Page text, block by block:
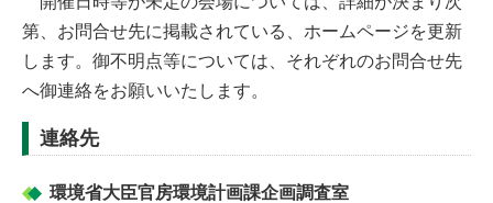
第、お問合せ先に掲載されている、ホームページを更新
します。御不明点等については、それぞれのお問合せ先
へ御連絡をお願いいたします。
連絡先
環境省大臣官房環境計画課企画調査室